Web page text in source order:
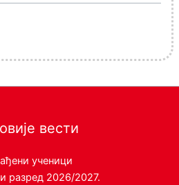
вести
ученици
разред 2026/2027.